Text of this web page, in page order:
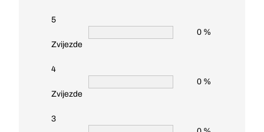
5
Zvijezde
0 %
4
Zvijezde
0 %
3